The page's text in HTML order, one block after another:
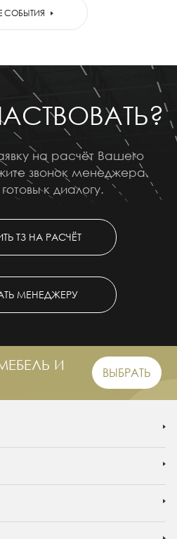
СОБЫТИЯ
на расчёт Вашего
звонок менеджера.
к диалогу.
ТЗ НА РАСЧЁТ
МЕНЕДЖЕРУ
И
ВЫБРАТЬ